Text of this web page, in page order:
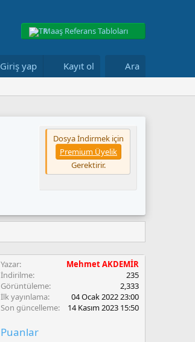
Maaş Referans Tabloları
Giriş yap Kayıt ol Ara
Dosya İndirmek için
Premium Üyelik
Gerektirir.
Yazar
Mehmet AKDEMİR
İndirilme
235
Görüntüleme
2,333
İlk yayınlama
04 Ocak 2022 23:00
Son güncelleme
14 Kasım 2023 15:50
Puanlar